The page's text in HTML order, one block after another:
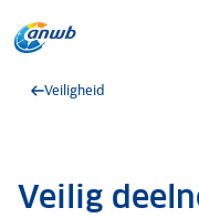
Veiligheid
Veilig